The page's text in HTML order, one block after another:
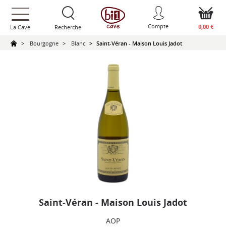
text.skipToContent
text.skipToNavigation
La Cave Recherche Compte 0,00 €
Bourgogne Blanc Saint-Véran - Maison Louis Jadot
Saint-Véran - Maison Louis Jadot
AOP